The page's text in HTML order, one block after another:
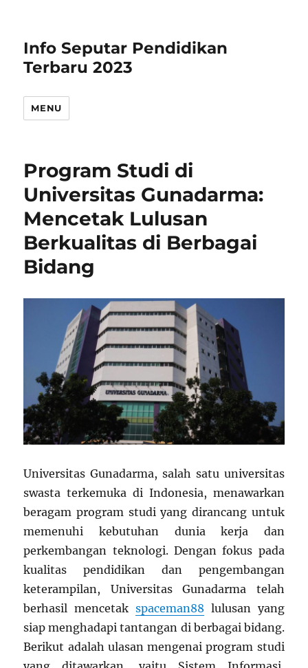
Info Seputar Pendidikan
Terbaru 2023
MENU
Program Studi di
Universitas Gunadarma:
Mencetak Lulusan
Berkualitas di Berbagai
Bidang
Universitas Gunadarma, salah satu universitas
swasta terkemuka di Indonesia, menawarkan
beragam program studi yang dirancang untuk
memenuhi kebutuhan dunia kerja dan
perkembangan teknologi. Dengan fokus pada
kualitas pendidikan dan pengembangan
keterampilan, Universitas Gunadarma telah
berhasil mencetak spaceman88 lulusan yang
siap menghadapi tantangan di berbagai bidang.
Berikut adalah ulasan mengenai program studi